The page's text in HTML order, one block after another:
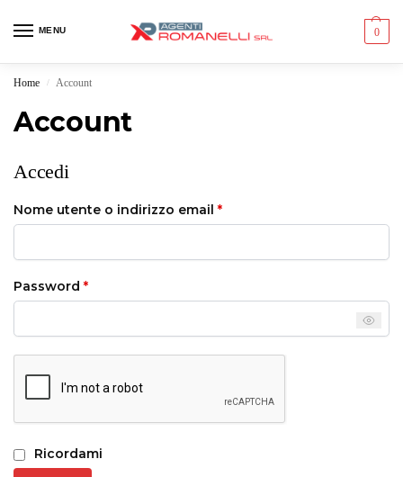
MENU 0
Home / Account
Account
Accedi
Nome utente o indirizzo email *
Password *
Ricordami